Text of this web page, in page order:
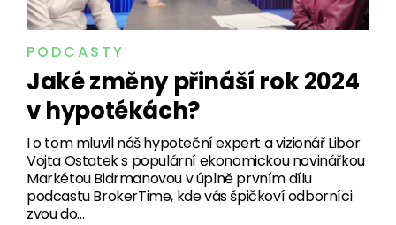
PODCASTY
Jaké změny přináší rok 2024
v hypotékách?
I o tom mluvil náš hypoteční expert a vizionář Libor
Vojta Ostatek s populární ekonomickou novinářkou
Markétou Bidrmanovou v úplně prvním dílu
podcastu BrokerTime, kde vás špičkoví odborníci
zvou do…